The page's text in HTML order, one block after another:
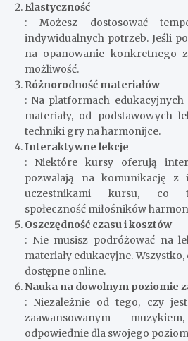
Elastyczność
: Możesz dostosować
indywidualnych potrzeb. Jeśli
na opanowanie konkretnego
możliwość.
Różnorodność materiałów
: Na platformach
materiały, od podstawowych
techniki gry na harmonijce.
Interaktywne lekcje
: Niektóre kursy oferują
pozwalają na komunikację
uczestnikami kursu, co
społeczność miłośników
Oszczędność czasu i kosztów
: Nie musisz podróżować na
materiały edukacyjne.
dostępne online.
Nauka na dowolnym poziomie
: Niezależnie od tego, czy
zaawansowanym
odpowiednie dla swojego